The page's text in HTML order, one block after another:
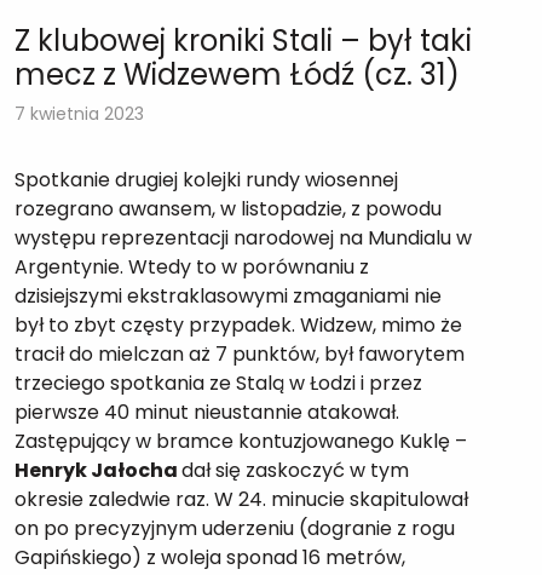
Z klubowej kroniki Stali – był taki
mecz z Widzewem Łódź (cz. 31)
7 kwietnia 2023
Spotkanie drugiej kolejki rundy wiosennej
rozegrano awansem, w listopadzie, z powodu
występu reprezentacji narodowej na Mundialu w
Argentynie. Wtedy to w porównaniu z
dzisiejszymi ekstraklasowymi zmaganiami nie
był to zbyt częsty przypadek. Widzew, mimo że
tracił do mielczan aż 7 punktów, był faworytem
trzeciego spotkania ze Stalą w Łodzi i przez
pierwsze 40 minut nieustannie atakował.
Zastępujący w bramce kontuzjowanego Kuklę –
Henryk Jałochadał się zaskoczyć w tym
okresie zaledwie raz. W 24. minucie skapitulował
on po precyzyjnym uderzeniu (dogranie z rogu
Gapińskiego) z woleja sponad 16 metrów,